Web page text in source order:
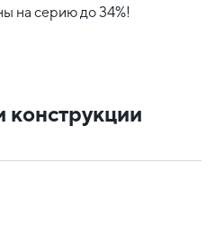
на серию до 34%!
конструкции